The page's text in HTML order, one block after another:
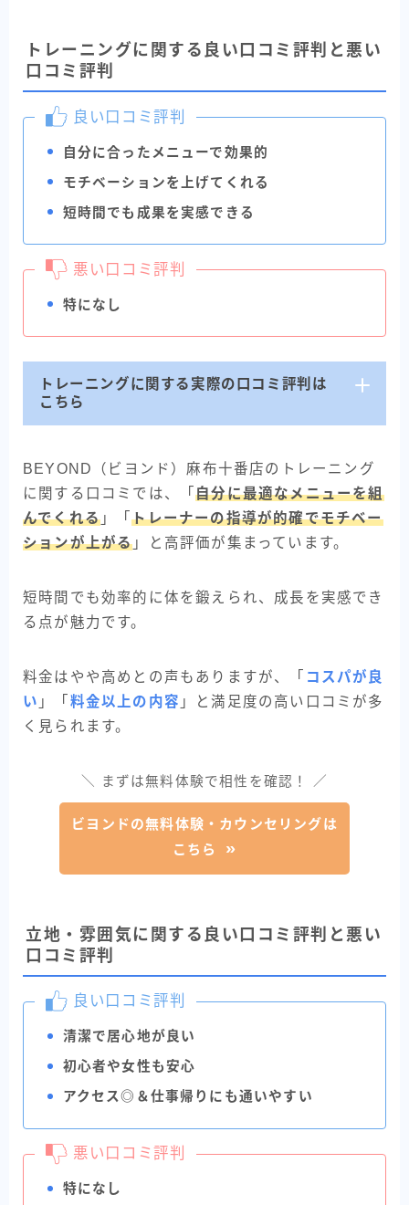
トレーニングに関する良い口コミ評判と悪い
口コミ評判
良い口コミ評判
自分に合ったメニューで効果的
モチベーションを上げてくれる
短時間でも成果を実感できる
悪い口コミ評判
特になし
トレーニングに関する実際の口コミ評判は
こちら
BEYOND（ビヨンド）麻布十番店のトレーニング
に関する口コミでは、「自分に最適なメニューを組
んでくれる 」「トレーナーの指導が的確でモチベー
ションが上がる 」と高評価が集まっています。
短時間でも効率的に体を鍛えられ、成長を実感でき
る点が魅力です。
料金はやや高めとの声もありますが、「 コスパが良
い 」「 料金以上の内容 」と満足度の高い口コミが多
く見られます。
＼ まずは無料体験で相性を確認！ ／
ビヨンドの無料体験・カウンセリングは
こちら
立地・雰囲気に関する良い口コミ評判と悪い
口コミ評判
良い口コミ評判
清潔で居心地が良い
初心者や女性も安心
アクセス◎＆仕事帰りにも通いやすい
悪い口コミ評判
特になし